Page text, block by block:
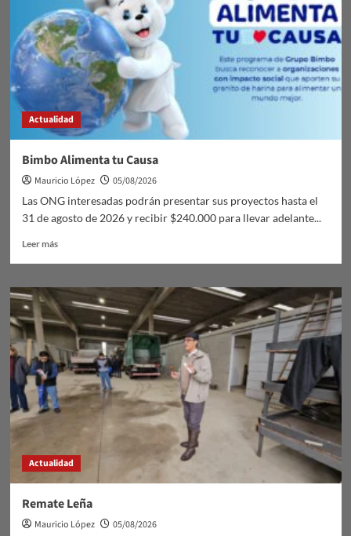
Actualidad
Bimbo Alimenta tu Causa
Mauricio López
05/08/2026
Las ONG interesadas podrán presentar sus proyectos hasta el
31 de agosto de 2026 y recibir $240.000 para llevar adelante...
Leer másLeer
Bimbo
Alimenta
tu
Causa
Actualidad
Remate Leña
Mauricio López
05/08/2026